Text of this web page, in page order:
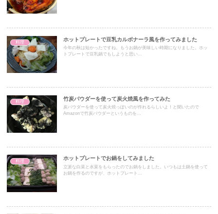
料理
ホットプレートで豆乳カルボナーラ風を作ってみました
今年の秋は短かったですね。もうお鍋が美味しい時期になりました。ホッ
トプレートで豆乳鍋でもしようと思い...
料理
竹炭パウダーを使って炭火焼風を作ってみた
炭パウダーを使って炭火焼っぽいのが作れるらしいよ！と聞いたので
Amazonで竹炭パウダーというものを...
料理
ホットプレートでお鍋をしてみました
立派な白菜と水菜をもらったのでお鍋をしました。いつもは土鍋を使って
お鍋を作るのですが、ホットプレート...